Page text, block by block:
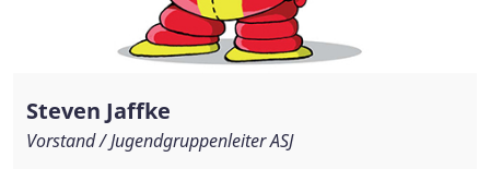
Steven Jaffke
Vorstand / Jugendgruppenleiter ASJ